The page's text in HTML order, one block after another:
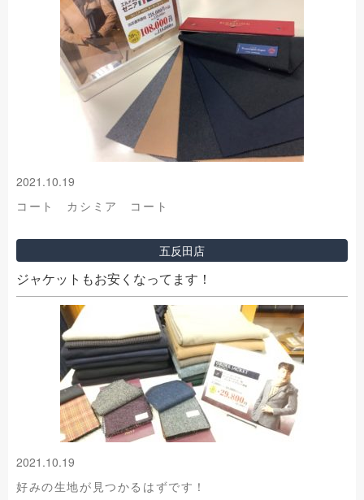
2021.10.19
コート カシミア コート
五反田店
ジャケットもお安くなってます！
2021.10.19
好みの生地が見つかるはずです！